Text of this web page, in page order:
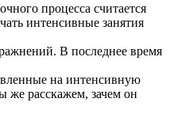
процесса считается
интенсивные занятия
В последнее время
на интенсивную
расскажем, зачем он